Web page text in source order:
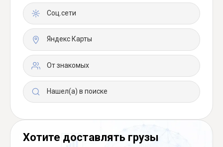
Соц.сети
Яндекс Карты
От знакомых
Нашел(а) в поиске
Хотите доставлять грузы